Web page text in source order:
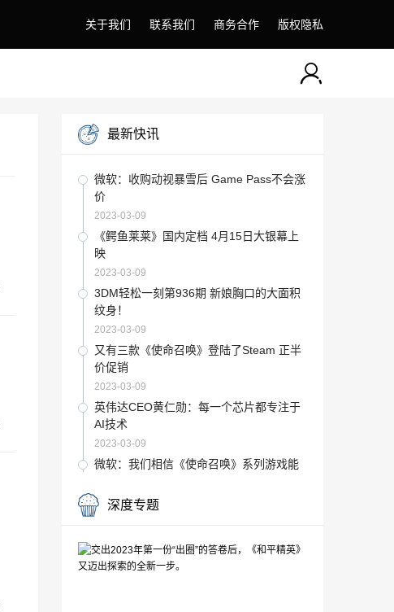
关于我们 联系我们 商务合作 版权隐私
最新快讯
微软：收购动视暴雪后 Game Pass不会涨
价
2023-03-09
《鳄鱼莱莱》国内定档 4月15日大银幕上
映
2023-03-09
3DM轻松一刻第936期 新娘胸口的大面积
纹身！
2023-03-09
又有三款《使命召唤》登陆了Steam 正半
价促销
2023-03-09
英伟达CEO黄仁勋：每一个芯片都专注于
AI技术
2023-03-09
微软：我们相信《使命召唤》系列游戏能
2023-03-09
2023-03-09
深度专题